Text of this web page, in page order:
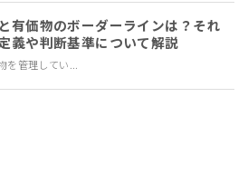
有価物のボーダーラインは？それ
義や判断基準について解説
を管理してい...